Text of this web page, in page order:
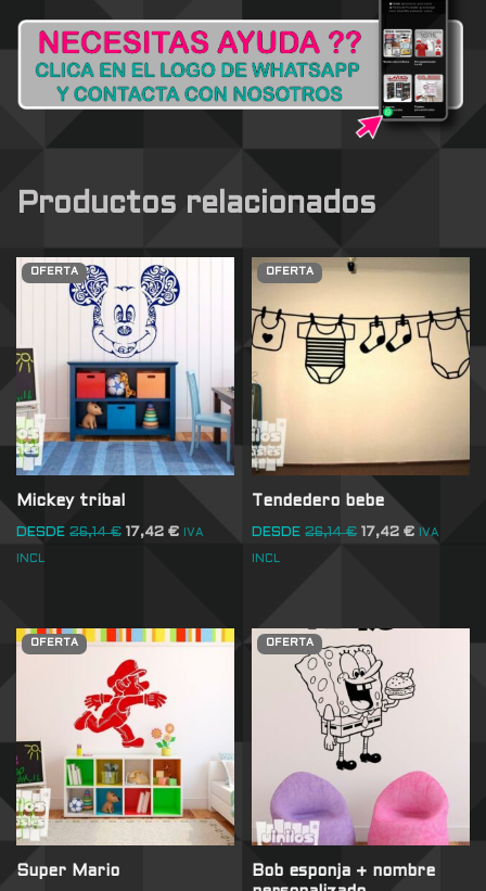
Productos relacionados
OFERTA
Mickey tribal
DESDE 26,14€ 17,42 € IVA
INCL
OFERTA
Tendedero bebe
DESDE 26,14€ 17,42€ IVA
INCL
OFERTA
Super Mario
OFERTA
Bob esponja + nombre